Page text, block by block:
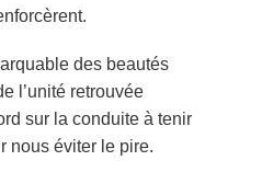
des beautés
l’unité retrouvée
sur la conduite à tenir
nous éviter le pire.